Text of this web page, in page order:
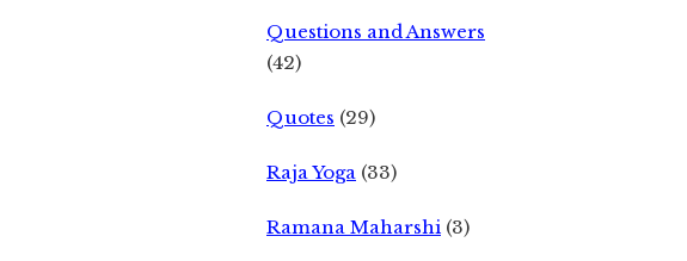
Questions and Answers
(42)
Quotes (29)
Raja Yoga (33)
Ramana Maharshi (3)